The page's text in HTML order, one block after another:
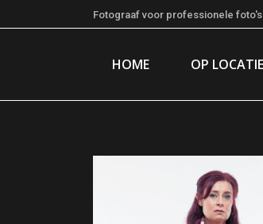
Fotograaf voor professionele
HOME OP LOCATIE